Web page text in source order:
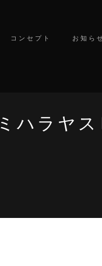
コンセプト お知ら
ミハラヤス